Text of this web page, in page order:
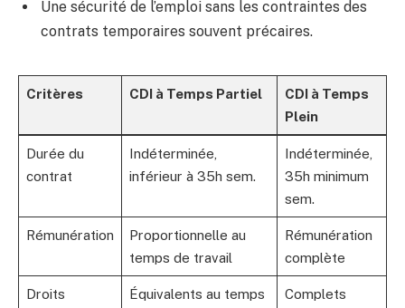
Une sécurité de l’emploi sans les contraintes des
contrats temporaires souvent précaires.
Critères CDI à Temps Partiel
CDI à Temps
Plein
Durée du
contrat
Indéterminée,
inférieur à 35h sem.
Indéterminée,
35h minimum
sem.
Rémunération
Proportionnelle au
temps de travail
Rémunération
complète
Droits
Équivalents au temps
Complets